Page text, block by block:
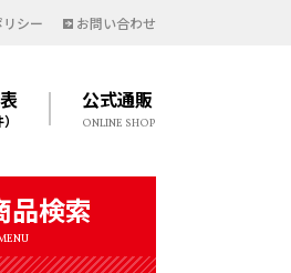
シー お問い合わせ
公式通販
ONLINE SHOP
品検索